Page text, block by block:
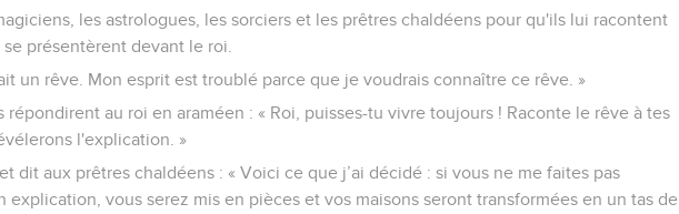
les astrologues, les sorciers et les prêtres chaldéens pour qu'ils lui racontent
présentèrent devant le roi.
un rêve. Mon esprit est troublé parce que je voudrais connaître ce rêve. »
répondirent au roi en araméen : « Roi, puisses-tu vivre toujours ! Raconte le rêve à tes
l'explication. »
dit aux prêtres chaldéens : « Voici ce que j’ai décidé : si vous ne me faites pas
explication, vous serez mis en pièces et vos maisons seront transformées en un tas de